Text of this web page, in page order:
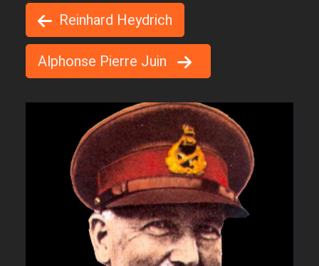
Reinhard Heydrich
Alphonse Pierre Juin